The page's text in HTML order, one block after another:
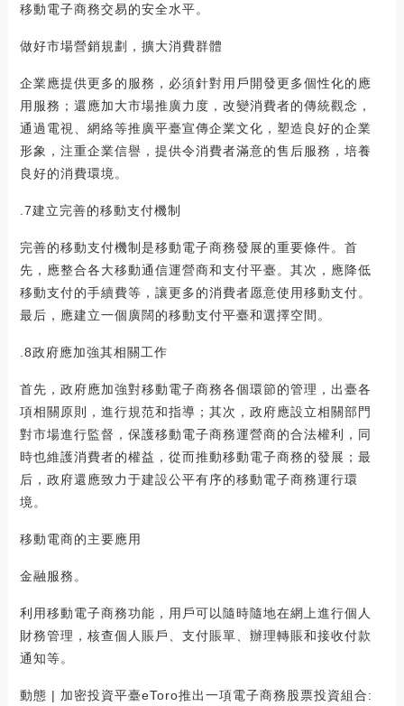
移動電子商務交易的安全水平。
做好市場營銷規劃，擴大消費群體
企業應提供更多的服務，必須針對用戶開發更多個性化的應
用服務；還應加大市場推廣力度，改變消費者的傳統觀念，
通過電視、網絡等推廣平臺宣傳企業文化，塑造良好的企業
形象，注重企業信譽，提供令消費者滿意的售后服務，培養
良好的消費環境。
.7建立完善的移動支付機制
完善的移動支付機制是移動電子商務發展的重要條件。首
先，應整合各大移動通信運營商和支付平臺。其次，應降低
移動支付的手續費等，讓更多的消費者愿意使用移動支付。
最后，應建立一個廣闊的移動支付平臺和選擇空間。
.8政府應加強其相關工作
首先，政府應加強對移動電子商務各個環節的管理，出臺各
項相關原則，進行規范和指導；其次，政府應設立相關部門
對市場進行監督，保護移動電子商務運營商的合法權利，同
時也維護消費者的權益，從而推動移動電子商務的發展；最
后，政府還應致力于建設公平有序的移動電子商務運行環
境。
移動電商的主要應用
金融服務。
利用移動電子商務功能，用戶可以隨時隨地在網上進行個人
財務管理，核查個人賬戶、支付賬單、辦理轉賬和接收付款
通知等。
動態 | 加密投資平臺eToro推出一項電子商務股票投資組合: